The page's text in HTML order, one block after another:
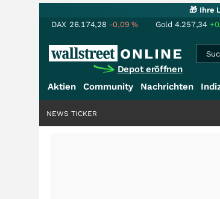
🎁 Ihre
DAX 26.174,28 -0,09% Gold 4.257,34
Depot eröffnen
Aktien Community Nachrichten
NEWS TICKER